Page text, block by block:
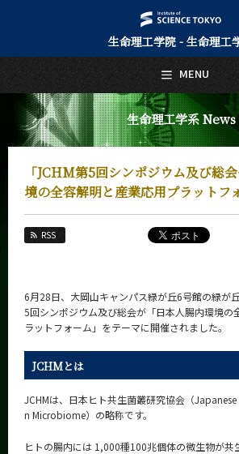
生命理工学院 - 生命理工
生命理工学系 News
「JCHM第5回シンポジウム及び総
境の全容解明と産業応用プラット
RSS
6月28日、大岡山キャンパス緑が丘6号館の緑が
5回シンポジウム及び総会が「日本人腸内環境の
ラットフォーム」をテーマに開催されました。
JCHMとは
JCHMは、日本ヒト共生菌叢研究協会（
n Microbiome）の略称です。
ヒトの腸内には 1,000種100兆個体の微生物が共
MENU
日本語
トップページ
Top Page
生命理工学系について
About Us
教育
Education
教員・研究室
Faculty and Laboratories
入学案内
Admissions
生命理工学系 News
News
News 一覧